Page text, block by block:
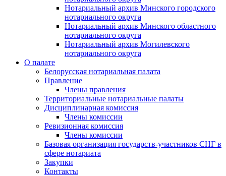
Нотариальный архив Минского городского
нотариального округа
Нотариальный архив Минского областного
нотариального округа
Нотариальный архив Могилевского
нотариального округа
О палате
Белорусская нотариальная палата
Правление
Члены правления
Территориальные нотариальные палаты
Дисциплинарная комиссия
Члены комиссии
Ревизионная комиссия
Члены комиссии
Базовая организация государств-участников СНГ в
сфере нотариата
Закупки
Контакты